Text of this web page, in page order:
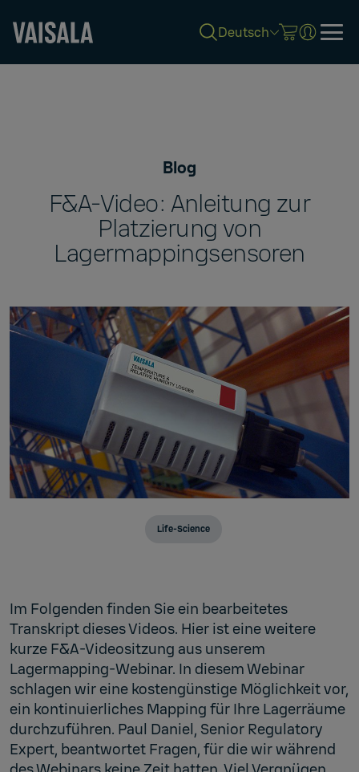
Deutsch
Blog
F&A-Video: Anleitung zur
Platzierung von
Lagermappingsensoren
Life-Science
Im Folgenden finden Sie ein bearbeitetes
Transkript dieses Videos. Hier ist eine weitere
kurze F&A-Videositzung aus unserem
Lagermapping-Webinar. In diesem Webinar
schlagen wir eine kostengünstige Möglichkeit vor,
ein kontinuierliches Mapping für Ihre Lagerräume
durchzuführen. Paul Daniel, Senior Regulatory
Expert, beantwortet Fragen, für die wir während